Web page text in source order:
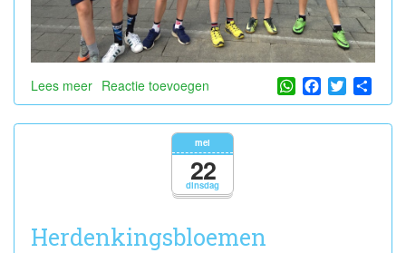
Lees meer over
Sportdag
Reactie toevoegen WhatsApp
Facebook
Twitter
dinsdag
mei
22
Herdenkingsbloemen